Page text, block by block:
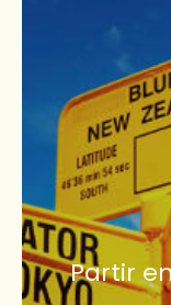
Partir